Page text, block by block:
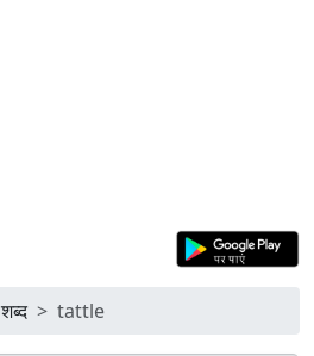
शब्द tattle